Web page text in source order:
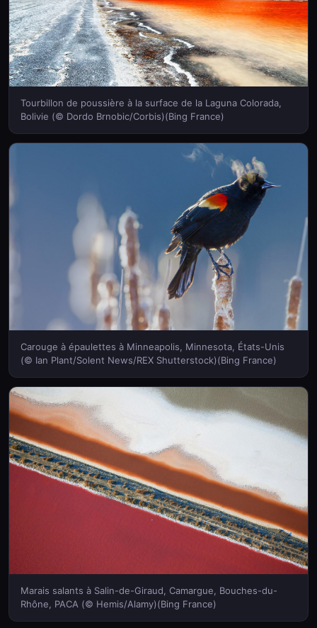
Tourbillon de poussière à la surface de la Laguna Colorada,
Bolivie (© Dordo Brnobic/Corbis)(Bing France)
Carouge à épaulettes à Minneapolis, Minnesota, États-Unis
(© Ian Plant/Solent News/REX Shutterstock)(Bing France)
Marais salants à Salin-de-Giraud, Camargue, Bouches-du-
Rhône, PACA (© Hemis/Alamy)(Bing France)